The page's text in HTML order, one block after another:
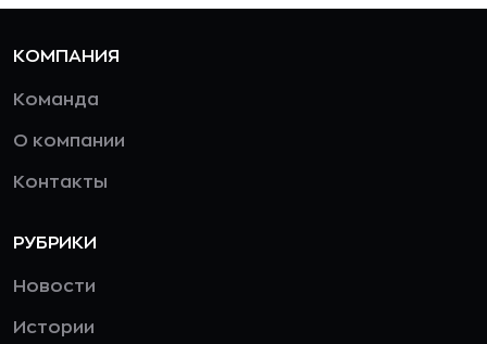
КОМПАНИЯ
Команда
О компании
Контакты
РУБРИКИ
Новости
Истории